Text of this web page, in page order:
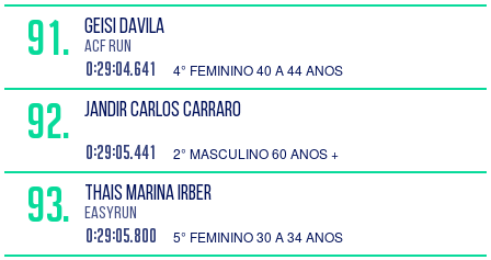
91. GEISI DAVILA
ACF RUN
0:29:04.641 4° FEMININO 40 A 44 ANOS
92. JANDIR CARLOS CARRARO
0:29:05.441 2° MASCULINO 60 ANOS +
93. THAIS MARINA IRBER
Easyrun
0:29:05.800 5° FEMININO 30 A 34 ANOS